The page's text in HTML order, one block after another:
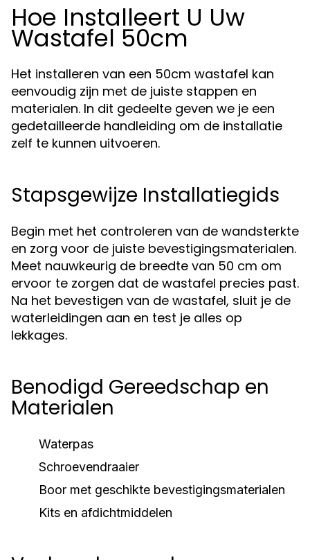
Hoe Installeert U Uw
Wastafel 50cm
Het installeren van een 50cm wastafel kan
eenvoudig zijn met de juiste stappen en
materialen. In dit gedeelte geven we je een
gedetailleerde handleiding om de installatie
zelf te kunnen uitvoeren.
Stapsgewijze Installatiegids
Begin met het controleren van de wandsterkte
en zorg voor de juiste bevestigingsmaterialen.
Meet nauwkeurig de breedte van 50 cm om
ervoor te zorgen dat de wastafel precies past.
Na het bevestigen van de wastafel, sluit je de
waterleidingen aan en test je alles op
lekkages.
Benodigd Gereedschap en
Materialen
Waterpas
Schroevendraaier
Boor met geschikte bevestigingsmaterialen
Kits en afdichtmiddelen